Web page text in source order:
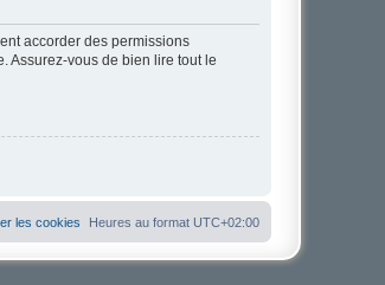
accorder des permissions
Assurez-vous de bien lire tout le
Heures au format UTC+02:00
les cookies